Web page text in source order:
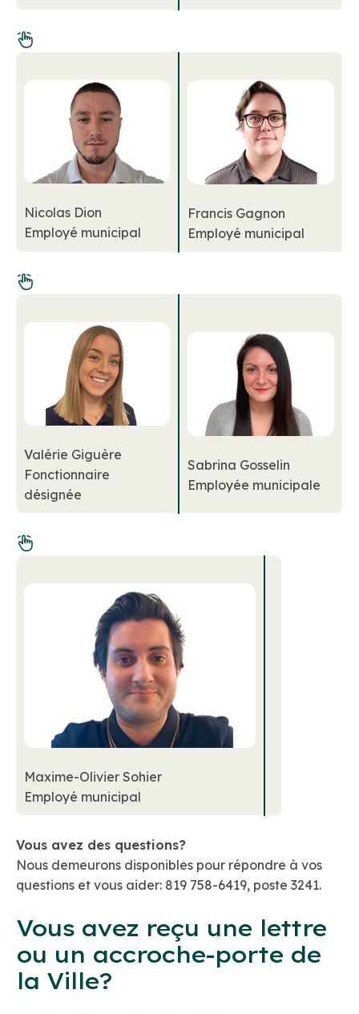
Nicolas Dion
Employé municipal
Francis Gagnon
Employé municipal
Valérie Giguère
Fonctionnaire
désignée
Sabrina Gosselin
Employée municipale
Maxime-Olivier Sohier
Employé municipal
Vous avez des questions?
Nous demeurons disponibles pour répondre à vos
questions et vous aider: 819 758-6419, poste 3241.
Vous avez reçu une lettre
ou un accroche-porte de
la Ville?